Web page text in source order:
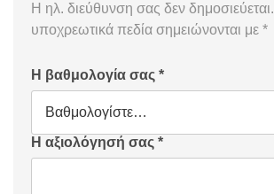
Η ηλ. διεύθυνση σας δεν δημοσιεύεται.
υποχρεωτικά πεδία σημειώνονται με *
Η βαθμολογία σας *
Η αξιολόγησή σας *